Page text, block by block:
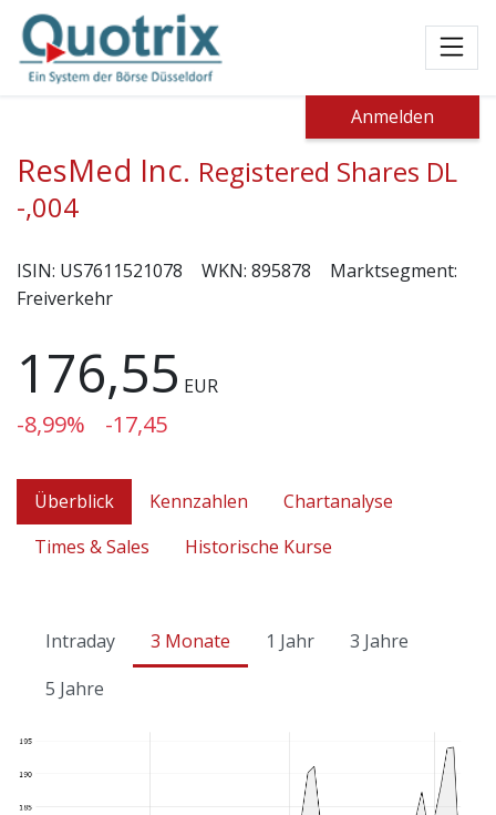
Anmelden
ResMed Inc. Registered Shares DL
-,004
ISIN: US7611521078 WKN: 895878
Marktsegment:
Freiverkehr
176,55 EUR
-8,99% -17,45
Überblick Kennzahlen
Chartanalyse
Times & Sales
Historische Kurse
Intraday 3 Monate 1 Jahr
3 Jahre
5 Jahre